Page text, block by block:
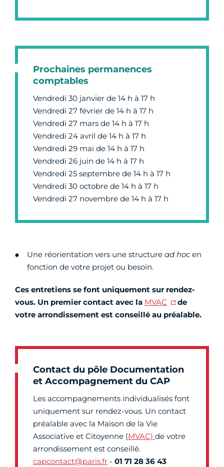
Prochaines permanences
comptables
Vendredi 30 janvier de 14 h à 17 h
Vendredi 27 février de 14 h à 17 h
Vendredi 27 mars de 14 h à 17 h
Vendredi 24 avril de 14 h à 17 h
Vendredi 29 mai de 14 h à 17 h
Vendredi 26 juin de 14 h à 17 h
Vendredi 25 septembre de 14 h à 17 h
Vendredi 30 octobre de 14 h à 17 h
Vendredi 27 novembre de 14 h à 17 h
Une réorientation vers une structure ad hocen
fonction de votre projet ou besoin.
Ces entretiens se font uniquement sur rendez-
vous. Un premier contact avec la MVAC
de
votre arrondissement est conseillé au préalable.
Contact du pôle Documentation
et Accompagnement du CAP
Les accompagnements individualisés font
uniquement sur rendez-vous. Un contact
préalable avec la Maison de la Vie
Associative et Citoyenne (MVAC) de votre
arrondissement est conseillé.
capcontact@paris.fr - 01 71 28 36 43